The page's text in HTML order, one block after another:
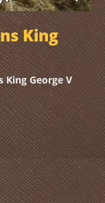
King
King George V